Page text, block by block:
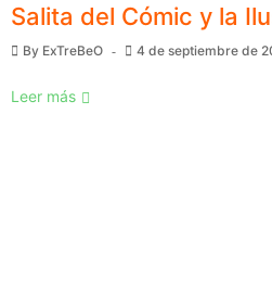
Salita del Cómic y la
By ExTreBeO 4 de septiembre de
Leer más